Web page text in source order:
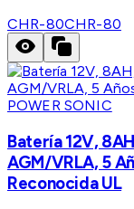
CHR-80CHR-80
POWER SONIC
Batería 12V,
AGM/VRLA, 5
Reconocida UL